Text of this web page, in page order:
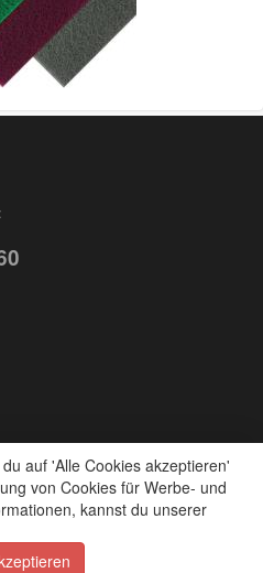
auf 'Alle Cookies akzeptieren'
von Cookies für Werbe- und
kannst du unserer